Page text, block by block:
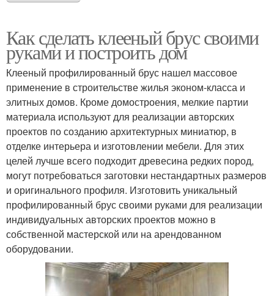
Как сделать клееный брус своими
руками и построить дом
Клееный профилированный брус нашел массовое
применение в строительстве жилья эконом-класса и
элитных домов. Кроме домостроения, мелкие партии
материала используют для реализации авторских
проектов по созданию архитектурных миниатюр, в
отделке интерьера и изготовлении мебели. Для этих
целей лучше всего подходит древесина редких пород,
могут потребоваться заготовки нестандартных размеров
и оригинального профиля. Изготовить уникальный
профилированный брус своими руками для реализации
индивидуальных авторских проектов можно в
собственной мастерской или на арендованном
оборудовании.